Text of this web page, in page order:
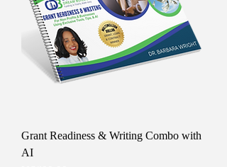
Grant Readiness & Writing Combo with
AI